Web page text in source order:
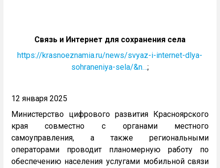
Связь и Интернет для сохранения села
https://krasnoeznamia.ru/news/svyaz-i-internet-dlya-
sohraneniya-sela/&n…;
12 января 2025
Министерство цифрового развития Красноярского
края совместно с органами местного
самоуправления, а также региональными
операторами проводит планомерную работу по
обеспечению населения услугами мобильной связи